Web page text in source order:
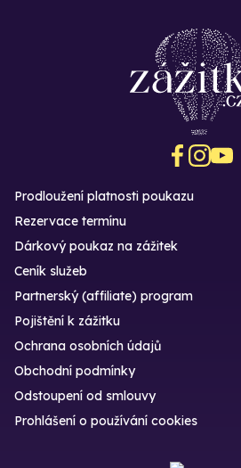
Prodloužení platnosti poukazu
Rezervace termínu
Dárkový poukaz na zážitek
Ceník služeb
Partnerský (affiliate) program
Pojištění k zážitku
Ochrana osobních údajů
Obchodní podmínky
Odstoupení od smlouvy
Prohlášení o používání cookies